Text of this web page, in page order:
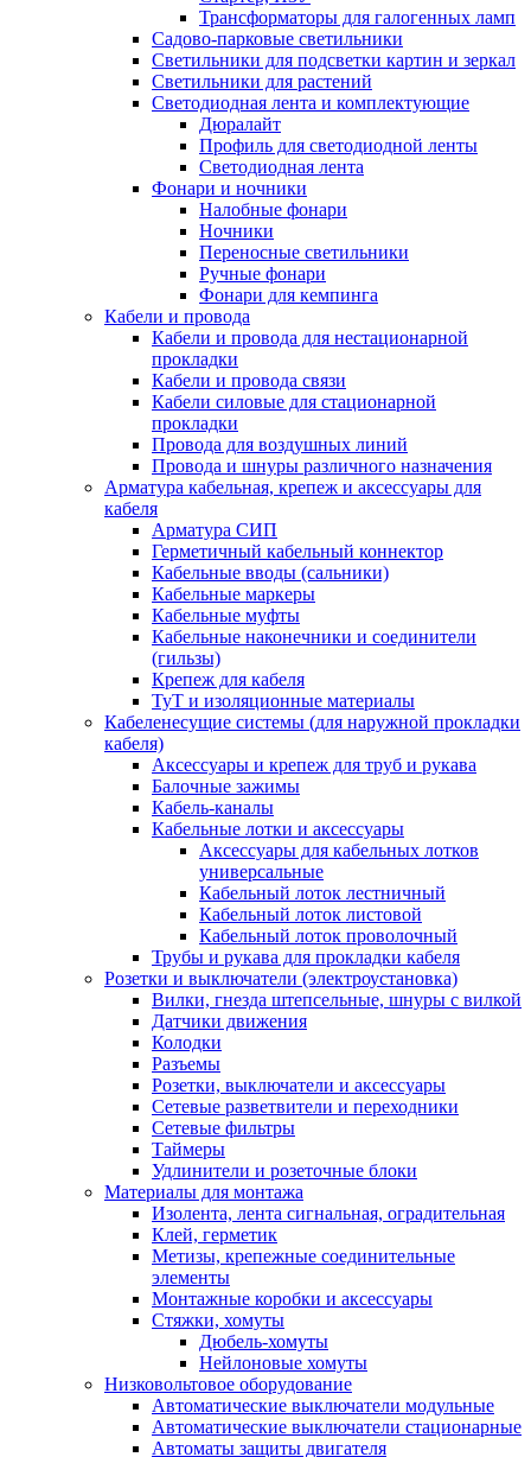
Трансформаторы для галогенных ламп
Садово-парковые светильники
Светильники для подсветки картин и зеркал
Светильники для растений
Светодиодная лента и комплектующие
Дюралайт
Профиль для светодиодной ленты
Светодиодная лента
Фонари и ночники
Налобные фонари
Ночники
Переносные светильники
Ручные фонари
Фонари для кемпинга
Кабели и провода
Кабели и провода для нестационарной
прокладки
Кабели и провода связи
Кабели силовые для стационарной
прокладки
Провода для воздушных линий
Провода и шнуры различного назначения
Арматура кабельная, крепеж и аксессуары для
кабеля
Арматура СИП
Герметичный кабельный коннектор
Кабельные вводы (сальники)
Кабельные маркеры
Кабельные муфты
Кабельные наконечники и соединители
(гильзы)
Крепеж для кабеля
ТуТ и изоляционные материалы
Кабеленесущие системы (для наружной прокладки
кабеля)
Аксессуары и крепеж для труб и рукава
Балочные зажимы
Кабель-каналы
Кабельные лотки и аксессуары
Аксессуары для кабельных лотков
универсальные
Кабельный лоток лестничный
Кабельный лоток листовой
Кабельный лоток проволочный
Трубы и рукава для прокладки кабеля
Розетки и выключатели (электроустановка)
Вилки, гнезда штепсельные, шнуры с вилкой
Датчики движения
Колодки
Разъемы
Розетки, выключатели и аксессуары
Сетевые разветвители и переходники
Сетевые фильтры
Таймеры
Удлинители и розеточные блоки
Материалы для монтажа
Изолента, лента сигнальная, оградительная
Клей, герметик
Метизы, крепежные соединительные
элементы
Монтажные коробки и аксессуары
Стяжки, хомуты
Дюбель-хомуты
Нейлоновые хомуты
Низковольтовое оборудование
Автоматические выключатели модульные
Автоматические выключатели стационарные
Автоматы защиты двигателя